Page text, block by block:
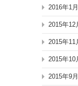
2016年1月
2015年12
2015年11
2015年10
2015年9月